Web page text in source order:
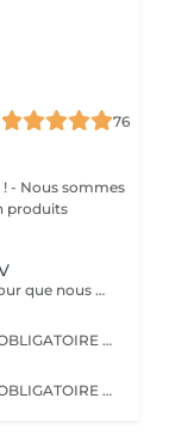
76
produits
Cette première consultation est obligatoire pour que nous puissions au mieux vous conseiller et mettre en place les prestations nécessaires.
La prestation "1er RDV Diagnostic & Test" est OBLIGATOIRE avant la première séance. Existe également en forfait de 5 séances à 160€ et une 6 ème offertes.
La prestation "1er RDV Diagnostic & Test" est OBLIGATOIRE avant la première séance. Existe également en forfait de 5 séances à 160€ et la 6 ème offertes.